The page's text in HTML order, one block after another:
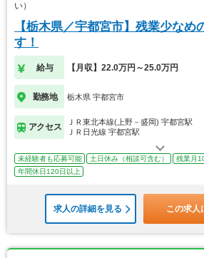
い）
【栃木県／宇都宮市】残業少なめ
す！
給与 【月収】22.0万円～25.0万円
勤務地 栃木県 宇都宮市
アクセス
ＪＲ東北本線(上野－盛岡) 宇都宮駅
ＪＲ日光線 宇都宮駅
未経験者も応募可能 土日休み（相談可含む） 残業月
年間休日120日以上
求人の詳細を見る この求人